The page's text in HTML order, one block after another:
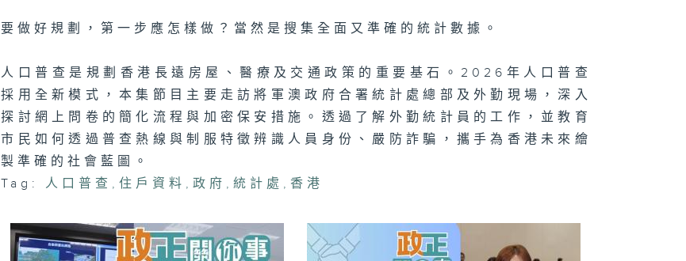
政正關你事 - 官
#40（李家超、
陳國基）
「日行萬步」挑戰
要做好規劃，第一步應怎樣做？當然是搜集全面又準確的統計數據。
人口普查是規劃香港長遠房屋、醫療及交通政策的重要基石。2026年人口普查
採用全新模式，本集節目主要走訪將軍澳政府合署統計處總部及外勤現場，深入
探討網上問卷的簡化流程與加密保安措施。透過了解外勤統計員的工作，並教育
市民如何透過普查熱線與制服特徵辨識人員身份、嚴防詐騙，攜手為香港未來繪
製準確的社會藍圖。
Tag:
人口普查 ,住戶資料 ,政府 ,統計處 , 香港